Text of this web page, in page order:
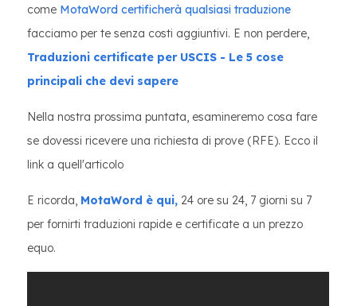
come MotaWord certificherà qualsiasi traduzione
facciamo per te senza costi aggiuntivi. E non perdere,
Traduzioni certificate per USCIS - Le 5 cose
principali che devi sapere
Nella nostra prossima puntata, esamineremo cosa fare
se dovessi ricevere una richiesta di prove (RFE). Ecco il
link a quell'articolo
E ricorda, MotaWord è qui, 24 ore su 24, 7 giorni su 7
per fornirti traduzioni rapide e certificate a un prezzo
equo.